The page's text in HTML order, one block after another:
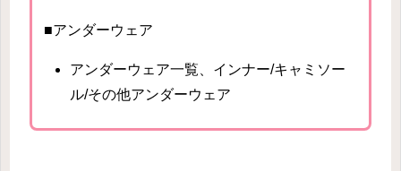
■アンダーウェア
アンダーウェア一覧、インナー/キャミソー
ル/その他アンダーウェア